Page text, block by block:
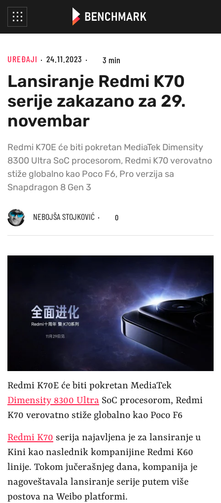
UREĐAJI 24.11.2023 3 min
Lansiranje Redmi K70
serije zakazano za 29.
novembar
Redmi K70E će biti pokretan MediaTek Dimensity
8300 Ultra SoC procesorom, Redmi K70 verovatno
stiže globalno kao Poco F6, Pro verzija sa
Snapdragon 8 Gen 3
NEBOJŠA STOJKOVIĆ 0
Redmi K70E će biti pokretan MediaTek
Dimensity 8300 Ultra SoC procesorom, Redmi
K70 verovatno stiže globalno kao Poco F6
Redmi K70 serija najavljena je za lansiranje u
Kini kao naslednik kompanijine Redmi K60
linije. Tokom jučerašnjeg dana, kompanija je
nagoveštavala lansiranje serije putem više
postova na Weibo platformi.